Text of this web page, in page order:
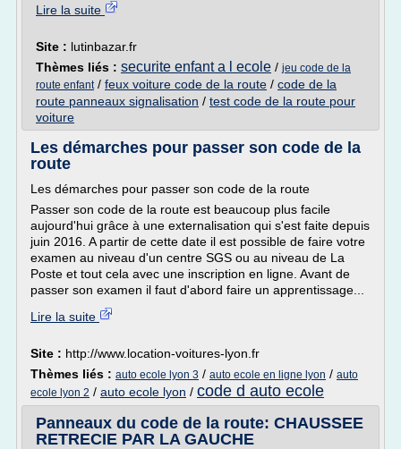
Lire la suite
Site : lutinbazar.fr
Thèmes liés : securite enfant a l ecole / jeu code de la
route enfant/ feux voiture code de la route / code de la
route panneaux signalisation / test code de la route pour
voiture
Les démarches pour passer son code de la
route
Les démarches pour passer son code de la route
Passer son code de la route est beaucoup plus facile
aujourd'hui grâce à une externalisation qui s'est faite depuis
juin 2016. A partir de cette date il est possible de faire votre
examen au niveau d'un centre SGS ou au niveau de La
Poste et tout cela avec une inscription en ligne. Avant de
passer son examen il faut d'abord faire un apprentissage...
Lire la suite
Site : http://www.location-voitures-lyon.fr
Thèmes liés : auto ecole lyon 3 / auto ecole en ligne lyon / auto
ecole lyon 2 / auto ecole lyon / code d auto ecole
Panneaux du code de la route: CHAUSSEE
RETRECIE PAR LA GAUCHE